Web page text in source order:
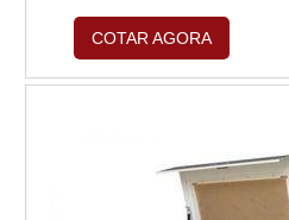
atuação.Quando o tema
laser mdf e acrílico, na
Peças e Serviços o
CORTE A LASER MDF E
Máquinas, Peças ...
COTAR AGORA